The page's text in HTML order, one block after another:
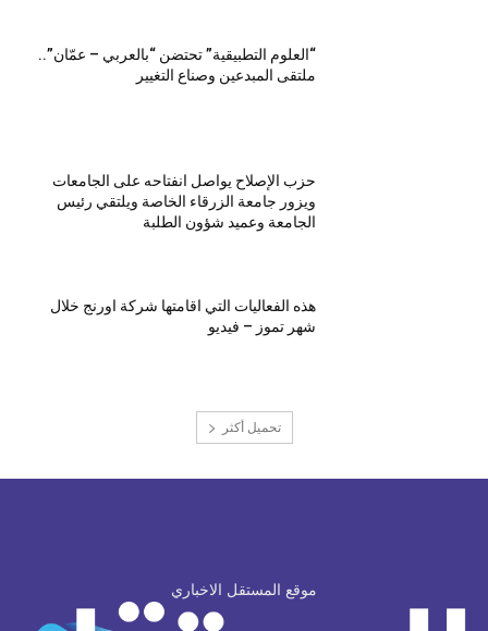
“العلوم التطبيقية” تحتضن “بالعربي – عمّان”..
ملتقى المبدعين وصناع التغيير
حزب الإصلاح يواصل انفتاحه على الجامعات
ويزور جامعة الزرقاء الخاصة ويلتقي رئيس
الجامعة وعميد شؤون الطلبة
هذه الفعاليات التي اقامتها شركة اورنج خلال
شهر تموز – فيديو
تحميل أكثر
موقع المستقل الاخباري